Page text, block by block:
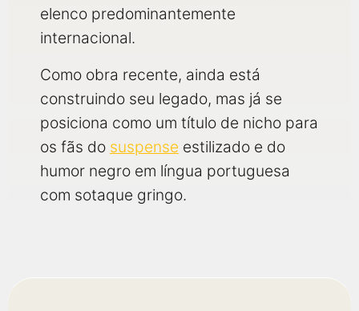
elenco predominantemente
internacional.
Como obra recente, ainda está
construindo seu legado, mas já se
posiciona como um título de nicho para
os fãs do suspense estilizado e do
humor negro em língua portuguesa
com sotaque gringo.